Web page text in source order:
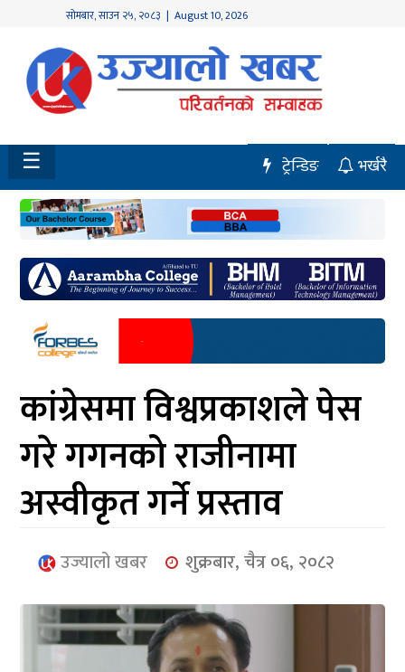
सोमबार,साउन २५, २०८३ | August 10, 2026
होमपेज
नवलपुर
विशेष
मध्य
नेपाल
चितवन
सेरोफेरो
समाचार
आर्थिक
मनोरञ्जन
खेलकुद
प्रबास
युनिकोड
☰ भर्खरै
ट्रेन्डिङ
कांग्रेसमा विश्वप्रकाशले पेस
गरे गगनको राजीनामा
अस्वीकृत गर्ने प्रस्ताव
उज्यालो खबर शुक्रबार, चैत्र ०६, २०८२